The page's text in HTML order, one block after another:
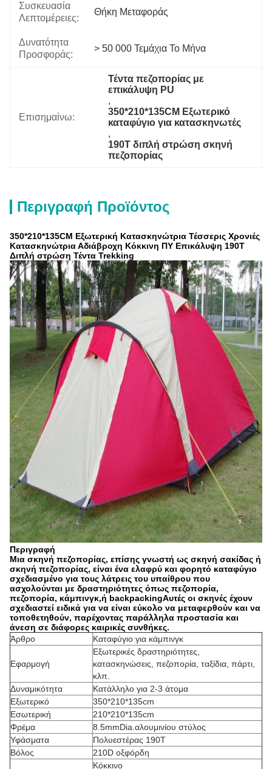
Συσκευασία
Λεπτομέρειες:
Θήκη Μεταφοράς
Δυνατότητα
Προσφοράς:
> 50 000 Τεμάχια Το Μήνα
Επισημαίνω:
Τέντα πεζοπορίας με
επικάλυψη PU
,
350*210*135CM Εξωτερικό
καταφύγιο για κατασκηνωτές
,
190T διπλή στρώση σκηνή
πεζοπορίας
Περιγραφή Προϊόντος
350*210*135CM Εξωτερική Κατασκηνώτρια Τέσσερις Χρονιές
Κατασκηνώτρια Αδιάβροχη Κόκκινη ΠΥ Επικάλυψη 190T
Διπλή στρώση Τέντα Trekking
Περιγραφή
Μια σκηνή πεζοπορίας, επίσης γνωστή ως σκηνή σακίδας ή
σκηνή πεζοπορίας, είναι ένα ελαφρύ και φορητό καταφύγιο
σχεδιασμένο για τους λάτρεις του υπαίθρου που
ασχολούνται με δραστηριότητες όπως πεζοπορία,
πεζοπορία, κάμπινγκ,ή backpackingΑυτές οι σκηνές έχουν
σχεδιαστεί ειδικά για να είναι εύκολο να μεταφερθούν και να
τοποθετηθούν, παρέχοντας παράλληλα προστασία και
άνεση σε διάφορες καιρικές συνθήκες.
Άρθρο
Καταφύγιο για κάμπινγκ
Εφαρμογή
Εξωτερικές δραστηριότητες,
κατασκηνώσεις, πεζοπορία, ταξίδια, πάρτι,
κλπ.
Δυναμικότητα
Κατάλληλο για 2-3 άτομα
Εξωτερικό
350*210*135cm
Εσωτερική
210*210*135cm
Φρέμα
8.5mmDia.αλουμινίου στύλος
Υφάσματα
Πολυεστέρας 190T
Βόλος
210D οξφόρδη
Κόκκινο